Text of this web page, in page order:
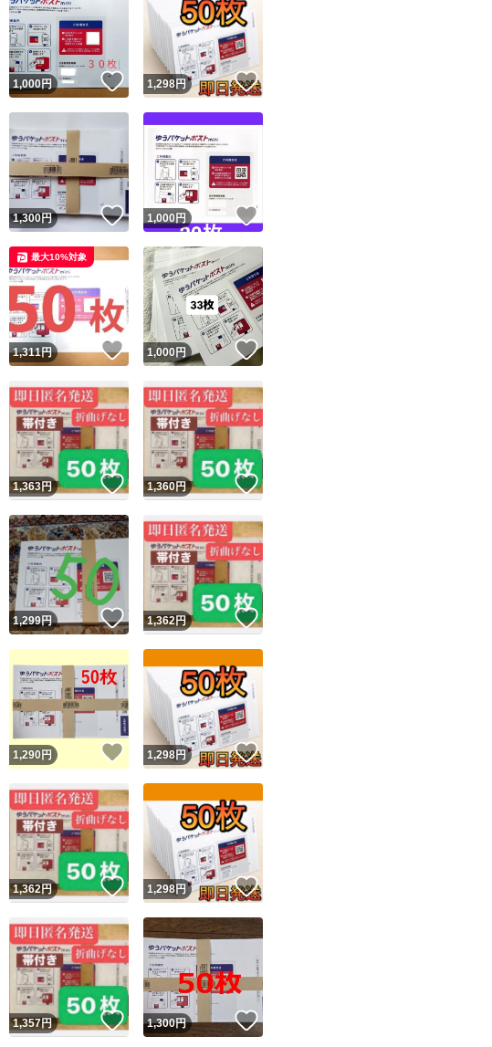
ユーザーの実績について
フリマが定めた一定の基準を満たしたユーザーにバッジを付与しています
取引出品者
安心取引出品者 Yahoo!フリマの基準をクリアした安心・安全なユーザーです
実績
取引実績◯+ このユーザーはYahoo!フリマの取引を完了させた実績があります
他フリマ実績◯+ このユーザーは他フリマサービスでの取引実績があります
ード&安心発送
のバッジは実績に基づく表示であり、発送を保証しているものではありません
スピード＆安心発送
このユーザーは高頻度で24時間以内＆設定した発送日数内に発送してい
ます
スピード発送 このユーザーは高頻度で24時間以内に発送しています
安心発送 このユーザーは設定した発送日数内に発送しています
この商品の情報をコピーします
商品画像の無断転載は禁止されています
コピーは1商品につき1回 です
出品ページへ
キャンセル
いね！
1,000円 いいね！
1,298円 いいね！
いね！
1,300円 いいね！
1,000 円
いね！
1,311円 いいね！
最大10%対象
1,000円 いいね！
いね！
1,363円 いいね！
1,360円 いいね！
いね！
1,299円 いいね！
1,362円 いいね！
いね！
1,290円 いいね！
1,298円 いいね！
いね！
1,362円 いいね！
1,298円 いいね！
いね！
1,357円 いいね！
1,300円 いいね！